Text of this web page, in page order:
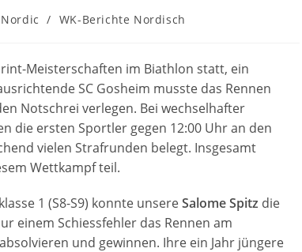
/ WK-Berichte Nordisch
Meisterschaften im Biathlon statt, ein
SC Gosheim musste das Rennen
Notschrei verlegen. Bei wechselhafter
die ersten Sportler gegen 12:00 Uhr an den
vielen Strafrunden belegt. Insgesamt
Wettkampf teil.
1 (S8-S9) konnte unsereSalome Spitz die
einem Schiessfehler das Rennen am
und gewinnen. Ihre ein Jahr jüngere